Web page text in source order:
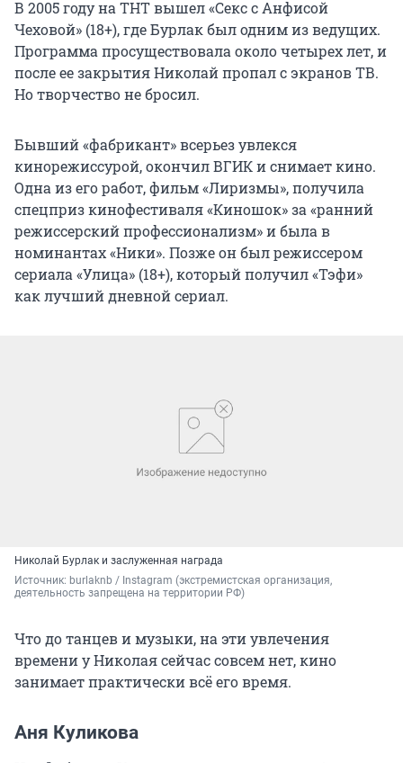
В 2005 году на ТНТ вышел «Секс с Анфисой
Чеховой» (18+), где Бурлак был одним из ведущих.
Программа просуществовала около четырех лет, и
после ее закрытия Николай пропал с экранов ТВ.
Но творчество не бросил.
Бывший «фабрикант» всерьез увлекся
кинорежиссурой, окончил ВГИК и снимает кино.
Одна из его работ, фильм «Лиризмы», получила
спецприз кинофестиваля «Киношок» за «ранний
режиссерский профессионализм» и была в
номинантах «Ники». Позже он был режиссером
сериала «Улица» (18+), который получил «Тэфи»
как лучший дневной сериал.
Николай Бурлак и заслуженная награда
Источник: burlaknb / Instagram (экстремистская организация,
деятельность запрещена на территории РФ)
Что до танцев и музыки, на эти увлечения
времени у Николая сейчас совсем нет, кино
занимает практически всё его время.
Аня Куликова